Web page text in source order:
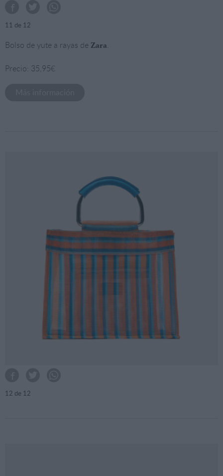
11 de 12
Bolso de yute a rayas de Zara.
Precio: 35,95€
12 de 12